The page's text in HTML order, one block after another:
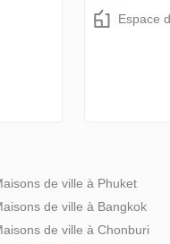
Espace
de ville à Phuket
de ville à Bangkok
de ville à Chonburi